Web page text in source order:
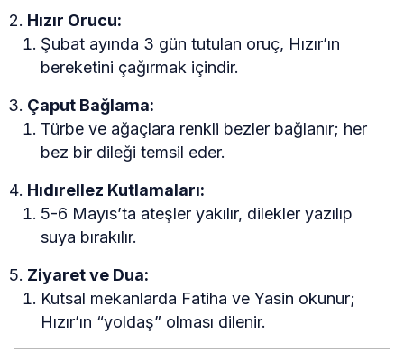
Hızır Orucu:
Şubat ayında 3 gün tutulan oruç, Hızır’ın
bereketini çağırmak içindir.
Çaput Bağlama:
Türbe ve ağaçlara renkli bezler bağlanır; her
bez bir dileği temsil eder.
Hıdırellez Kutlamaları:
5-6 Mayıs’ta ateşler yakılır, dilekler yazılıp
suya bırakılır.
Ziyaret ve Dua:
Kutsal mekanlarda Fatiha ve Yasin okunur;
Hızır’ın “yoldaş” olması dilenir.